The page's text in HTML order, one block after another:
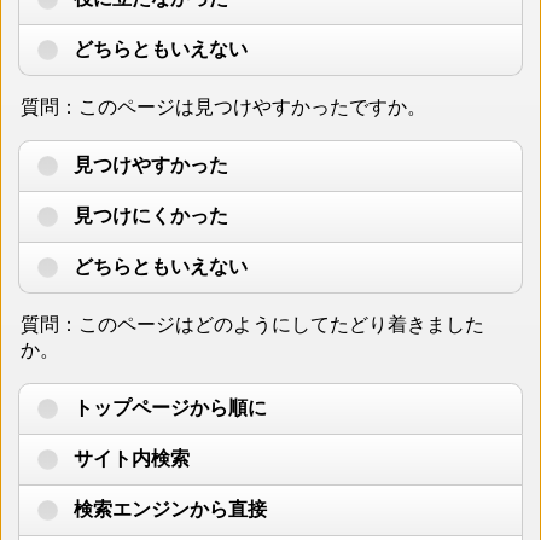
どちらともいえない
質問：このページは見つけやすかったですか。
見つけやすかった
見つけにくかった
どちらともいえない
質問：このページはどのようにしてたどり着きました
か。
トップページから順に
サイト内検索
検索エンジンから直接